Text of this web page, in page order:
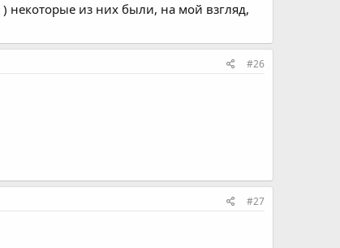
) некоторые из них были, на мой взгляд,
#26
#27